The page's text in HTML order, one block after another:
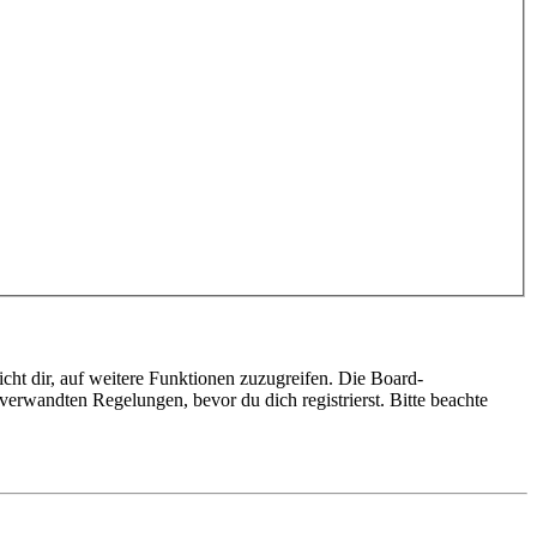
dir, auf weitere Funktionen zuzugreifen. Die Board-
Regelungen, bevor du dich registrierst. Bitte beachte